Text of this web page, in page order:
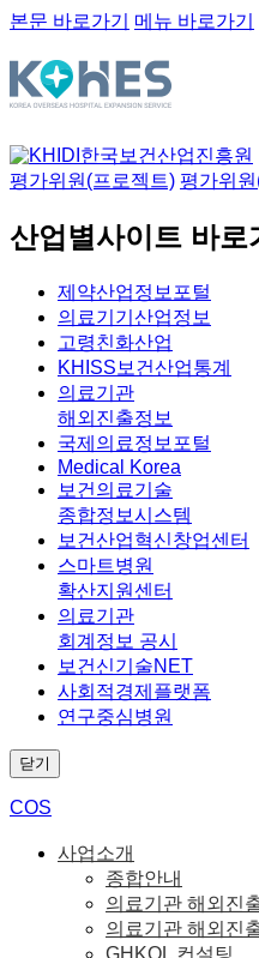
본문 바로가기 메뉴 바로가기
한국보건산업진흥원
평가위원(프로젝트) 평가위
산업별사이트 바로
제약산업정보포털
의료기기산업정보
고령친화산업
KHISS보건산업통계
의료기관
해외진출정보
국제의료정보포털
Medical Korea
보건의료기술
종합정보시스템
보건산업혁신창업센터
스마트병원
확산지원센터
의료기관
회계정보 공시
보건신기술NET
사회적경제플랫폼
연구중심병원
닫기
COS
사업소개
종합안내
의료기관 해외진
의료기관 해외진
GHKOL 컨설팅